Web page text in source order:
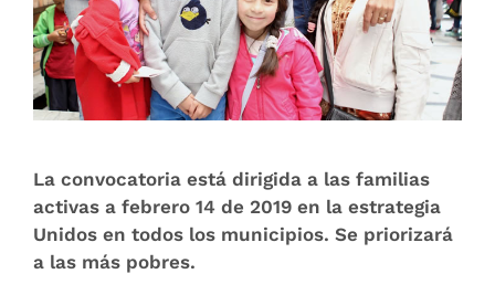
La​ convocatoria está dirigida a las familias
activas a febrero 14 de 2019 en la estrategia
Unidos en todos los municipios. Se priorizará
a las más pobres.